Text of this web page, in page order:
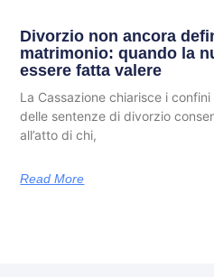
Divorzio non ancora
matrimonio: quando la
essere fatta valere
La Cassazione chiarisce i
delle sentenze di divorzio
all’atto di chi,
Read More